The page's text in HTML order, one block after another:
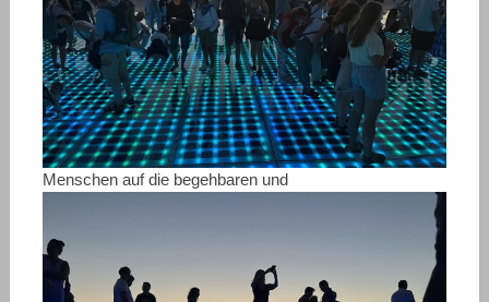
Menschen auf die begehbaren und